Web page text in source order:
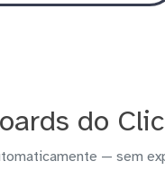
do
— sem